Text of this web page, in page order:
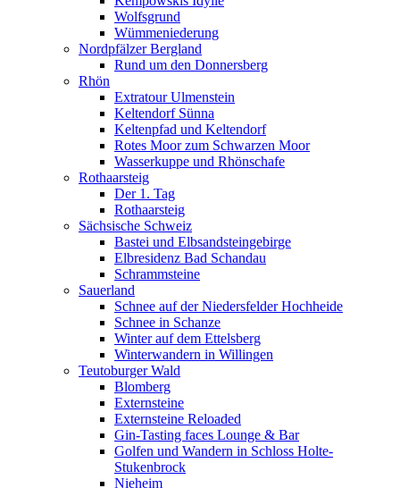
Wolfsgrund
Wümmeniederung
Nordpfälzer Bergland
Rund um den Donnersberg
Rhön
Extratour Ulmenstein
Keltendorf Sünna
Keltenpfad und Keltendorf
Rotes Moor zum Schwarzen Moor
Wasserkuppe und Rhönschafe
Rothaarsteig
Der 1. Tag
Rothaarsteig
Sächsische Schweiz
Bastei und Elbsandsteingebirge
Elbresidenz Bad Schandau
Schrammsteine
Sauerland
Schnee auf der Niedersfelder Hochheide
Schnee in Schanze
Winter auf dem Ettelsberg
Winterwandern in Willingen
Teutoburger Wald
Blomberg
Externsteine
Externsteine Reloaded
Gin-Tasting faces Lounge & Bar
Golfen und Wandern in Schloss Holte-
Stukenbrock
Nieheim